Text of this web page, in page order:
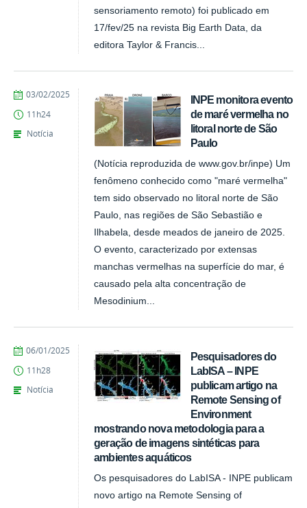
sensoriamento remoto) foi publicado em
17/fev/25 na revista Big Earth Data, da
editora Taylor & Francis...
INPE monitora evento
de maré vermelha no
litoral norte de São
Paulo
(Notícia reproduzida de www.gov.br/inpe) Um
fenômeno conhecido como "maré vermelha"
tem sido observado no litoral norte de São
Paulo, nas regiões de São Sebastião e
Ilhabela, desde meados de janeiro de 2025.
O evento, caracterizado por extensas
manchas vermelhas na superfície do mar, é
causado pela alta concentração de
Mesodinium...
publicado
03/02/2025
11h24
Notícia
Pesquisadores do
LabISA – INPE
publicam artigo na
Remote Sensing of
Environment
mostrando nova metodologia para a
geração de imagens sintéticas para
ambientes aquáticos
Os pesquisadores do LabISA - INPE publicam
novo artigo na Remote Sensing of
publicado
06/01/2025
11h28
Notícia